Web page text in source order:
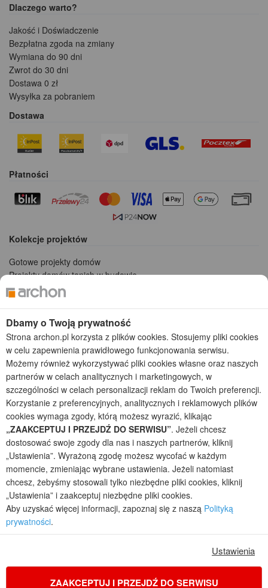
Dlaczego warto?
Jakość i Doświadczenie
Bezpłatna zgoda na zmiany
Wymiana do 90 dni
Zwrot do 30 dni
Dostawa 0 zł
Wysyłka za pobraniem
Dostawa
Płatności
Kolekcje projektów
Gotowe projekty domów
Projekty domów tanich w budowie
Projekty domów szeregowych
Projekty małych domów (do 150 m2)
Projekty domów bliźniaczych
Projekty domów nowoczesnych
Projekty domów parterowych
2026 © ARCHON+ Biuro Projektów - Tradycyjne i nowoczesne gotowe
projekty domów - autorska pracownia architektoniczna założona w 1990r.
przez arch. Barbarę Mendel
Z uwagi na ciągłe doskonalenie procesu powstawania projektów (zgodnie z
normą ISO 9001), prezentowane na stronie projekty domów mogą
nieznacznie różnić się od dokumentacji technicznej.
Informujemy, iż w celu optymalizacji treści dostępnych w naszym sklepie,
dostosowania ich do Państwa indywidualnych potrzeb korzystamy z
informacji zapisanych za pomocą plików cookies na urządzeniach
końcowych użytkowników. Pliki cookies użytkownik może kontrolować za
pomocą ustawień swojej przeglądarki internetowej. Dalsze korzystanie z
naszego serwisu internetowego, bez zmiany ustawień przeglądarki
internetowej oznacza, iż użytkownik akceptuje stosowanie plików cookies.
Więcej informacji zawartych jest w polityce prywatności.
Regulamin sklepu internetowego
Dbamy o Twoją prywatność
Strona archon.pl korzysta z plików cookies. Stosujemy pliki cookies
w celu zapewnienia prawidłowego funkcjonowania serwisu.
Możemy również wykorzystywać pliki cookies własne oraz naszych
partnerów w celach analitycznych i marketingowych, w
szczególności w celach personalizacji reklam do Twoich preferencji.
Korzystanie z preferencyjnych, analitycznych i reklamowych plików
cookies wymaga zgody, którą możesz wyrazić, klikając
„ZAAKCEPTUJ I PRZEJDŹ DO SERWISU”. Jeżeli chcesz
dostosować swoje zgody dla nas i naszych partnerów, kliknij
„Ustawienia”. Wyrażoną zgodę możesz wycofać w każdym
momencie, zmieniając wybrane ustawienia. Jeżeli natomiast
chcesz, żebyśmy stosowali tylko niezbędne pliki cookies, kliknij
„Ustawienia” i zaakceptuj niezbędne pliki cookies.
Aby uzyskać więcej informacji, zapoznaj się z naszą Polityką
prywatności.
Ustawienia
ZAAKCEPTUJ I PRZEJDŹ DO SERWISU